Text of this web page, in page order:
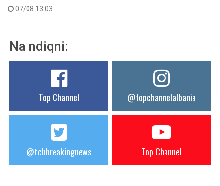
07/08 13:03
Na ndiqni:
Top Channel @topchannelalbania
@tchbreakingnews Top Channel